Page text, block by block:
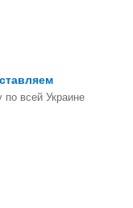
по всей Украине